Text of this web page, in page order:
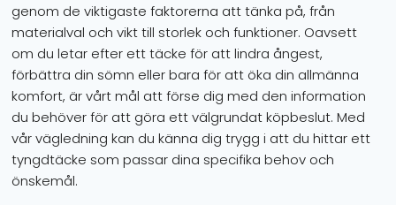
genom de viktigaste faktorerna att tänka på, från
materialval och vikt till storlek och funktioner. Oavsett
om du letar efter ett täcke för att lindra ångest,
förbättra din sömn eller bara för att öka din allmänna
komfort, är vårt mål att förse dig med den information
du behöver för att göra ett välgrundat köpbeslut. Med
vår vägledning kan du känna dig trygg i att du hittar ett
tyngdtäcke som passar dina specifika behov och
önskemål.